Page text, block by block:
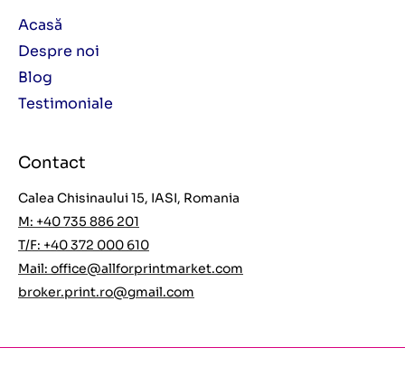
Acasă
Despre noi
Blog
Testimoniale
Contact
Calea Chisinaului 15, IASI, Romania
M: +40 735 886 201
T/F: +40 372 000 610
Mail: office@allforprintmarket.com
broker.print.ro@gmail.com